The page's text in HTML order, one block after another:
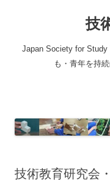
技
Japan Society for
も・青年を持
技術教育研究会